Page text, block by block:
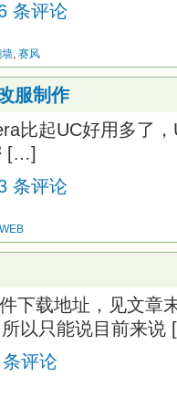
条评论
, 赛风
服制作
比起UC好用多了
[…]
条评论
下载地址，见文章
以只能说目前来
评论